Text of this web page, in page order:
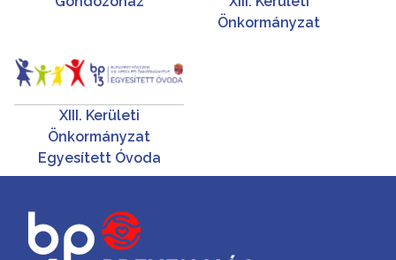
Önkormányzat
XIII. Kerületi
Önkormányzat
Egyesített Óvoda